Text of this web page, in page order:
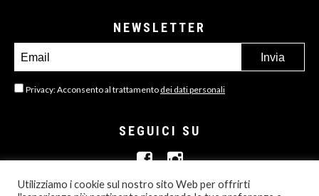
NEWSLETTER
Privacy: Acconsento al trattamento dei dati personali
SEGUICI SU
Utilizziamo i cookie sul nostro sito Web per offrirti